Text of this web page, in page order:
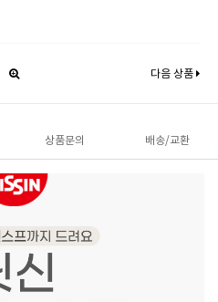
다음 상품
상품문의 배송/교환